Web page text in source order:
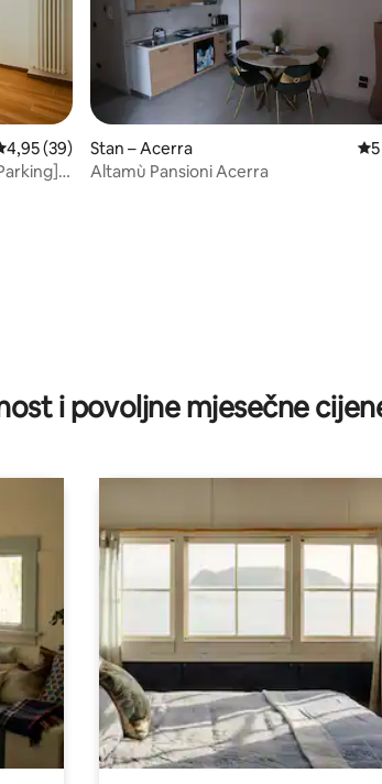
ocjena: 4,95/5, recenzija: 39
4,95 (39)
Stan – Acerra
Altamù Pansioni Acerra
i povoljne mjesečne